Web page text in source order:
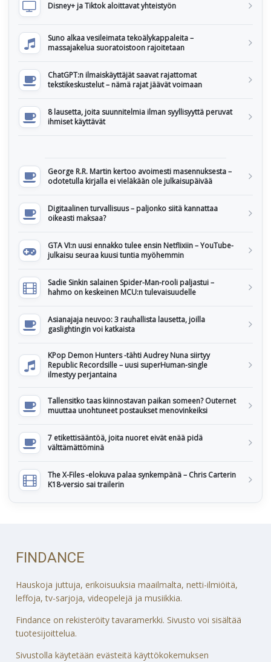
Disney+ ja Tiktok aloittavat yhteistyön
Suno alkaa vesileimata tekoälykappaleita –
massajakelua suoratoistoon rajoitetaan
ChatGPT:n ilmaiskäyttäjät saavat rajattomat
tekstikeskustelut – nämä rajat jäävät voimaan
8 lausetta, joita suunnitelmia ilman syyllisyyttä peruvat
ihmiset käyttävät
George R.R. Martin kertoo avoimesti masennuksesta –
odotetulla kirjalla ei vieläkään ole julkaisupäivää
Digitaalinen turvallisuus – paljonko siitä kannattaa
oikeasti maksaa?
GTA VI:n uusi ennakko tulee ensin Netflixiin – YouTube-
julkaisu seuraa kuusi tuntia myöhemmin
Sadie Sinkin salainen Spider-Man-rooli paljastui –
hahmo on keskeinen MCU:n tulevaisuudelle
Asianajaja neuvoo: 3 rauhallista lausetta, joilla
gaslightingin voi katkaista
KPop Demon Hunters -tähti Audrey Nuna siirtyy
Republic Recordsille – uusi superHuman-single
ilmestyy perjantaina
Tallensitko taas kiinnostavan paikan someen? Outernet
muuttaa unohtuneet postaukset menovinkeiksi
7 etikettisääntöä, joita nuoret eivät enää pidä
välttämättöminä
The X-Files -elokuva palaa synkempänä – Chris Carterin
K18-versio sai trailerin
FINDANCE
Hauskoja juttuja, erikoisuuksia maailmalta, netti-ilmiöitä,
leffoja, tv-sarjoja, videopelejä ja musiikkia.
Findance on rekisteröity tavaramerkki. Sivusto voi sisältää
tuotesijoittelua.
Sivustolla käytetään evästeitä käyttökokemuksen